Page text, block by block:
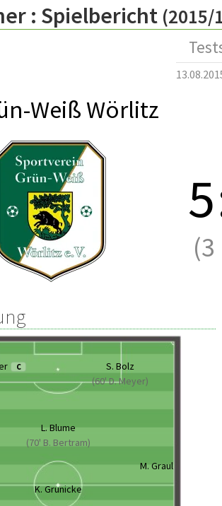
: Spielbericht (2015/
Weiß Wörlitz
5
(3
C
S. Bolz
(60' D. Meyer)
L. Blume
(70' B. Bertram)
M. Graul
K. Grunicke